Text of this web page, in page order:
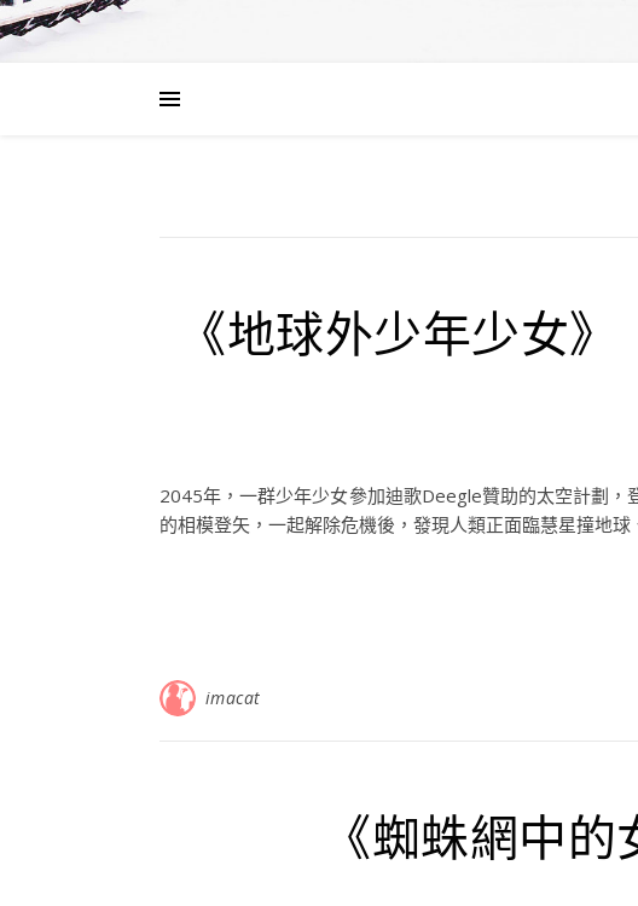
《地球外少年少女
2045年，一群少年少女參加迪歌Deegle贊助的太空計劃
的相模登矢，一起解除危機後，發現人類正面臨慧星撞地球
imacat
《蜘蛛網中